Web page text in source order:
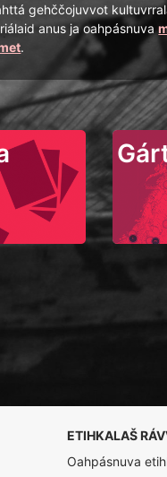
gehččojuvvot
anus ja oahpásnuva
.
ETIHKALAŠ
Oahpásnuva